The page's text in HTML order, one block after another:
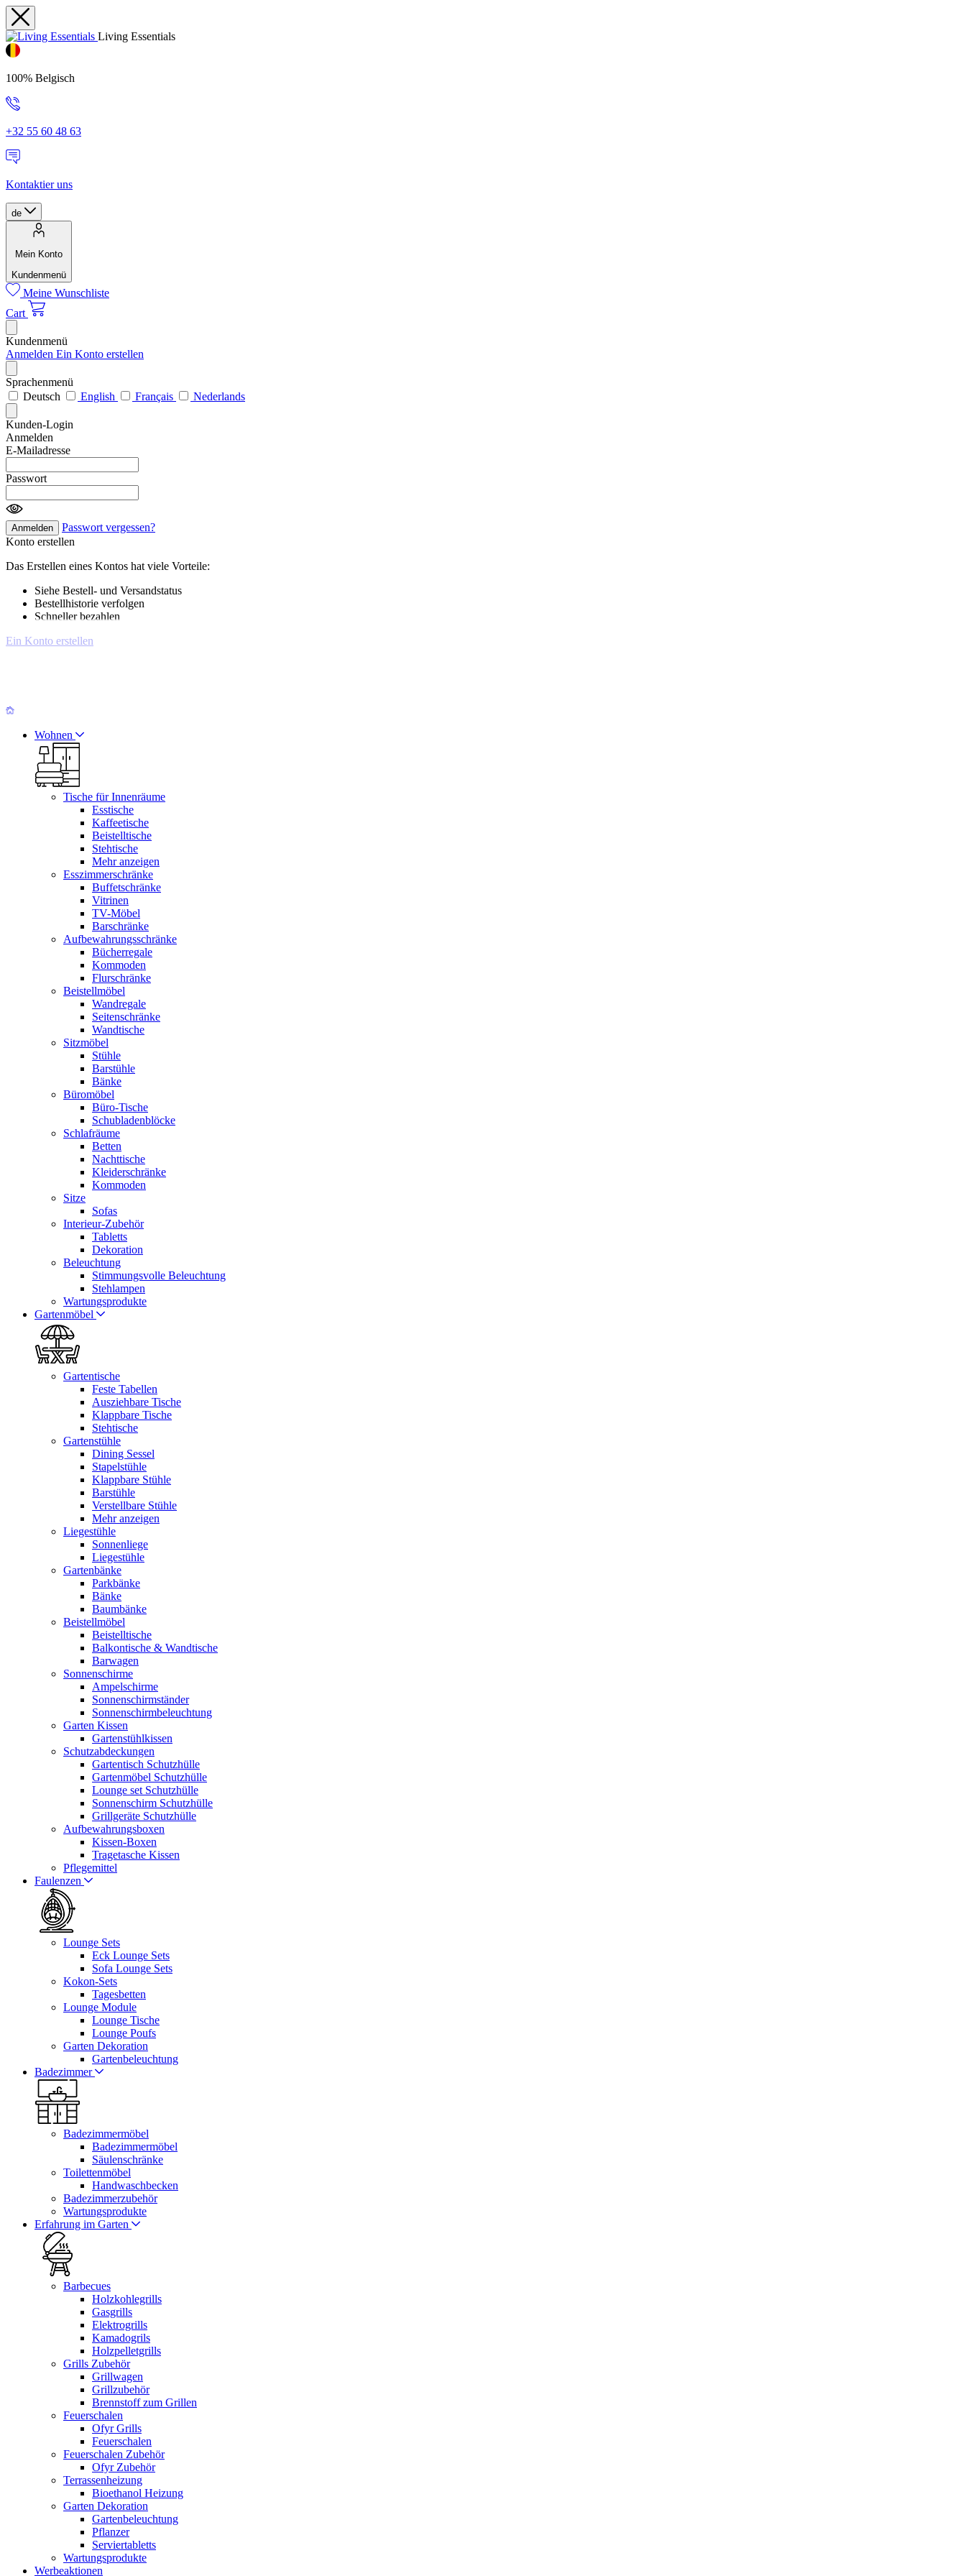
Living Essentials
100% Belgisch
+32 55 60 48 63
Kontaktier uns
de
Mein Konto
Kundenmenü
Meine Wunschliste
Cart
Kundenmenü
Anmelden Ein Konto erstellen
Sprachenmenü
Deutsch
English Français Nederlands
Kunden-Login
Anmelden
E-Mailadresse
Passwort
Anmelden
Passwort vergessen?
Konto erstellen
Das Erstellen eines Kontos hat viele Vorteile:
Siehe Bestell- und Versandstatus
Bestellhistorie verfolgen
Schneller bezahlen
Ein Konto erstellen
Wohnen
Tische für Innenräume
Esstische
Kaffeetische
Beistelltische
Stehtische
Mehr anzeigen
Esszimmerschränke
Buffetschränke
Vitrinen
TV-Möbel
Barschränke
Aufbewahrungsschränke
Bücherregale
Kommoden
Flurschränke
Beistellmöbel
Wandregale
Seitenschränke
Wandtische
Sitzmöbel
Stühle
Barstühle
Bänke
Büromöbel
Büro-Tische
Schubladenblöcke
Schlafräume
Betten
Nachttische
Kleiderschränke
Kommoden
Sitze
Sofas
Interieur-Zubehör
Tabletts
Dekoration
Beleuchtung
Stimmungsvolle Beleuchtung
Stehlampen
Wartungsprodukte
Gartenmöbel
Gartentische
Feste Tabellen
Ausziehbare Tische
Klappbare Tische
Stehtische
Gartenstühle
Dining Sessel
Stapelstühle
Klappbare Stühle
Barstühle
Verstellbare Stühle
Mehr anzeigen
Liegestühle
Sonnenliege
Liegestühle
Gartenbänke
Parkbänke
Bänke
Baumbänke
Beistellmöbel
Beistelltische
Balkontische & Wandtische
Barwagen
Sonnenschirme
Ampelschirme
Sonnenschirmständer
Sonnenschirmbeleuchtung
Garten Kissen
Gartenstühlkissen
Schutzabdeckungen
Gartentisch Schutzhülle
Gartenmöbel Schutzhülle
Lounge set Schutzhülle
Sonnenschirm Schutzhülle
Grillgeräte Schutzhülle
Aufbewahrungsboxen
Kissen-Boxen
Tragetasche Kissen
Pflegemittel
Faulenzen
Lounge Sets
Eck Lounge Sets
Sofa Lounge Sets
Kokon-Sets
Tagesbetten
Lounge Module
Lounge Tische
Lounge Poufs
Garten Dekoration
Gartenbeleuchtung
Badezimmer
Badezimmermöbel
Badezimmermöbel
Säulenschränke
Toilettenmöbel
Handwaschbecken
Badezimmerzubehör
Wartungsprodukte
Erfahrung im Garten
Barbecues
Holzkohlegrills
Gasgrills
Elektrogrills
Kamadogrils
Holzpelletgrills
Grills Zubehör
Grillwagen
Grillzubehör
Brennstoff zum Grillen
Feuerschalen
Ofyr Grills
Feuerschalen
Feuerschalen Zubehör
Ofyr Zubehör
Terrassenheizung
Bioethanol Heizung
Garten Dekoration
Gartenbeleuchtung
Pflanzer
Serviertabletts
Wartungsprodukte
Werbeaktionen